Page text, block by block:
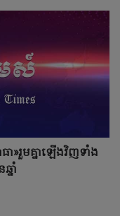
»រួមគ្នាឡើងវិញទាំង
ាំ